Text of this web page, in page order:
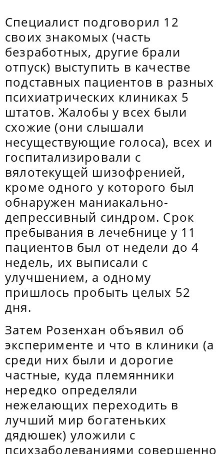
Специалист подговорил 12
своих знакомых (часть
безработных, другие брали
отпуск) выступить в качестве
подставных пациентов в разных
психиатрических клиниках 5
штатов. Жалобы у всех были
схожие (они слышали
несуществующие голоса), всех и
госпитализировали с
вялотекущей шизофренией,
кроме одного у которого был
обнаружен маниакально-
депрессивный синдром. Срок
пребывания в лечебнице у 11
пациентов был от недели до 4
недель, их выписали с
улучшением, а одному
пришлось пробыть целых 52
дня.
Затем Розенхан объявил об
эксперименте и что в клиники (а
среди них были и дорогие
частные, куда племянники
нередко определяли
нежелающих переходить в
лучший мир богатеньких
дядюшек) уложили с
психзаболеваниями совершенно